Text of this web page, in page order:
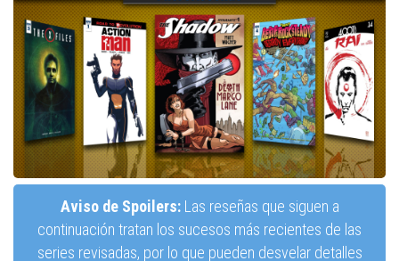
Aviso de Spoilers:Las reseñas que siguen a
continuación tratan los sucesos más recientes de las
series revisadas, por lo que pueden desvelar detalles